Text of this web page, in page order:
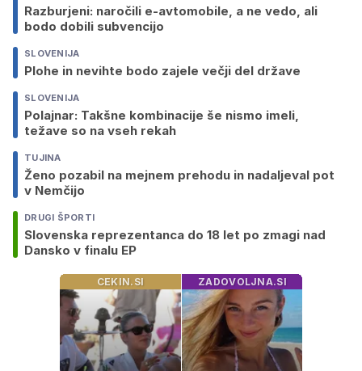
Razburjeni: naročili e-avtomobile, a ne vedo, ali
bodo dobili subvencijo
SLOVENIJA
Plohe in nevihte bodo zajele večji del države
SLOVENIJA
Polajnar: Takšne kombinacije še nismo imeli,
težave so na vseh rekah
TUJINA
Ženo pozabil na mejnem prehodu in nadaljeval pot
v Nemčijo
DRUGI ŠPORTI
Slovenska reprezentanca do 18 let po zmagi nad
Dansko v finalu EP
CEKIN.SI ZADOVOLJNA.SI